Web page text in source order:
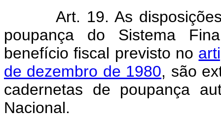
Art. 19. As
poupança do Sistema
benefício fiscal previsto no
de dezembro de 1980, são
cadernetas de poupança
Nacional.